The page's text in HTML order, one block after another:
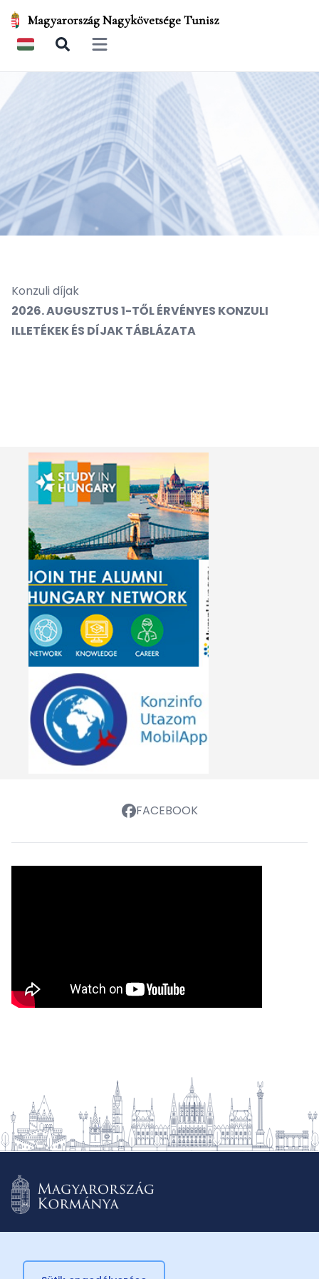
Magyarország Nagykövetsége Tunisz
Open main menu
Konzuli díjak
2026. AUGUSZTUS 1-TŐL ÉRVÉNYES KONZULI
ILLETÉKEK ÉS DÍJAK TÁBLÁZATA
FACEBOOK